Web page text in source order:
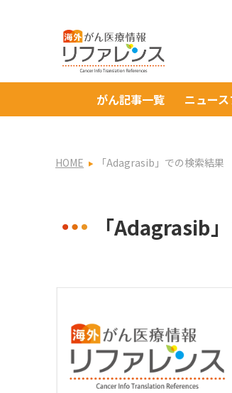
がん記事一覧 ニュー
HOME 「Adagrasib」での検索結果
「Adagrasib